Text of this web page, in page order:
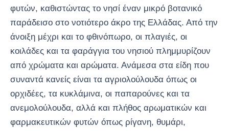
φυτών, καθιστώντας το νησί έναν μικρό βοτανικό
παράδεισο στο νοτιότερο άκρο της Ελλάδας. Από την
άνοιξη μέχρι και το φθινόπωρο, οι πλαγιές, οι
κοιλάδες και τα φαράγγια του νησιού πλημμυρίζουν
από χρώματα και αρώματα. Ανάμεσα στα είδη που
συναντά κανείς είναι τα αγριολούλουδα όπως οι
ορχιδέες, τα κυκλάμινα, οι παπαρούνες και τα
ανεμολούλουδα, αλλά και πλήθος αρωματικών και
φαρμακευτικών φυτών όπως ρίγανη, θυμάρι,